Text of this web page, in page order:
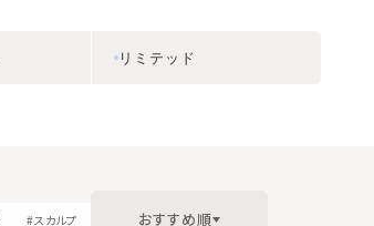
リミテッド
おすすめ順
#スカルプ